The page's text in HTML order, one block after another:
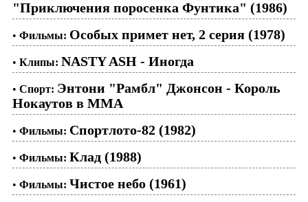
"Приключения поросенка Фунтика" (1986)
• Фильмы: Особых примет нет, 2 серия (1978)
• Клипы: NASTY ASH - Иногда
• Спорт: Энтони "Рамбл" Джонсон - Король
Нокаутов в ММА
• Фильмы: Спортлото-82 (1982)
• Фильмы: Клад (1988)
• Фильмы: Чистое небо (1961)